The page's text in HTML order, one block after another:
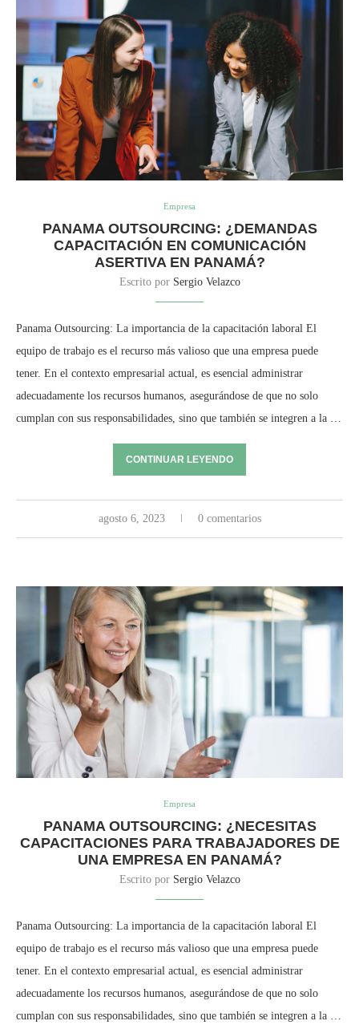
Empresa
PANAMA OUTSOURCING: ¿DEMANDAS
CAPACITACIÓN EN COMUNICACIÓN
ASERTIVA EN PANAMÁ?
Escrito por Sergio Velazco
Panama Outsourcing: La importancia de la capacitación laboral El
equipo de trabajo es el recurso más valioso que una empresa puede
tener. En el contexto empresarial actual, es esencial administrar
adecuadamente los recursos humanos, asegurándose de que no solo
cumplan con sus responsabilidades, sino que también se integren a la …
CONTINUAR LEYENDO
agosto 6, 2023 0 comentarios
Empresa
PANAMA OUTSOURCING: ¿NECESITAS
CAPACITACIONES PARA TRABAJADORES DE
UNA EMPRESA EN PANAMÁ?
Escrito por Sergio Velazco
Panama Outsourcing: La importancia de la capacitación laboral El
equipo de trabajo es el recurso más valioso que una empresa puede
tener. En el contexto empresarial actual, es esencial administrar
adecuadamente los recursos humanos, asegurándose de que no solo
cumplan con sus responsabilidades, sino que también se integren a la …